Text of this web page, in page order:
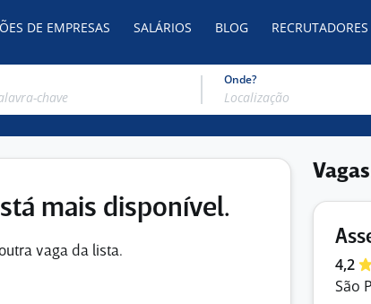
DE EMPRESAS SALÁRIOS BLOG RECRUTADORES
Onde?
mais disponível.
vaga da lista.
4,2
São